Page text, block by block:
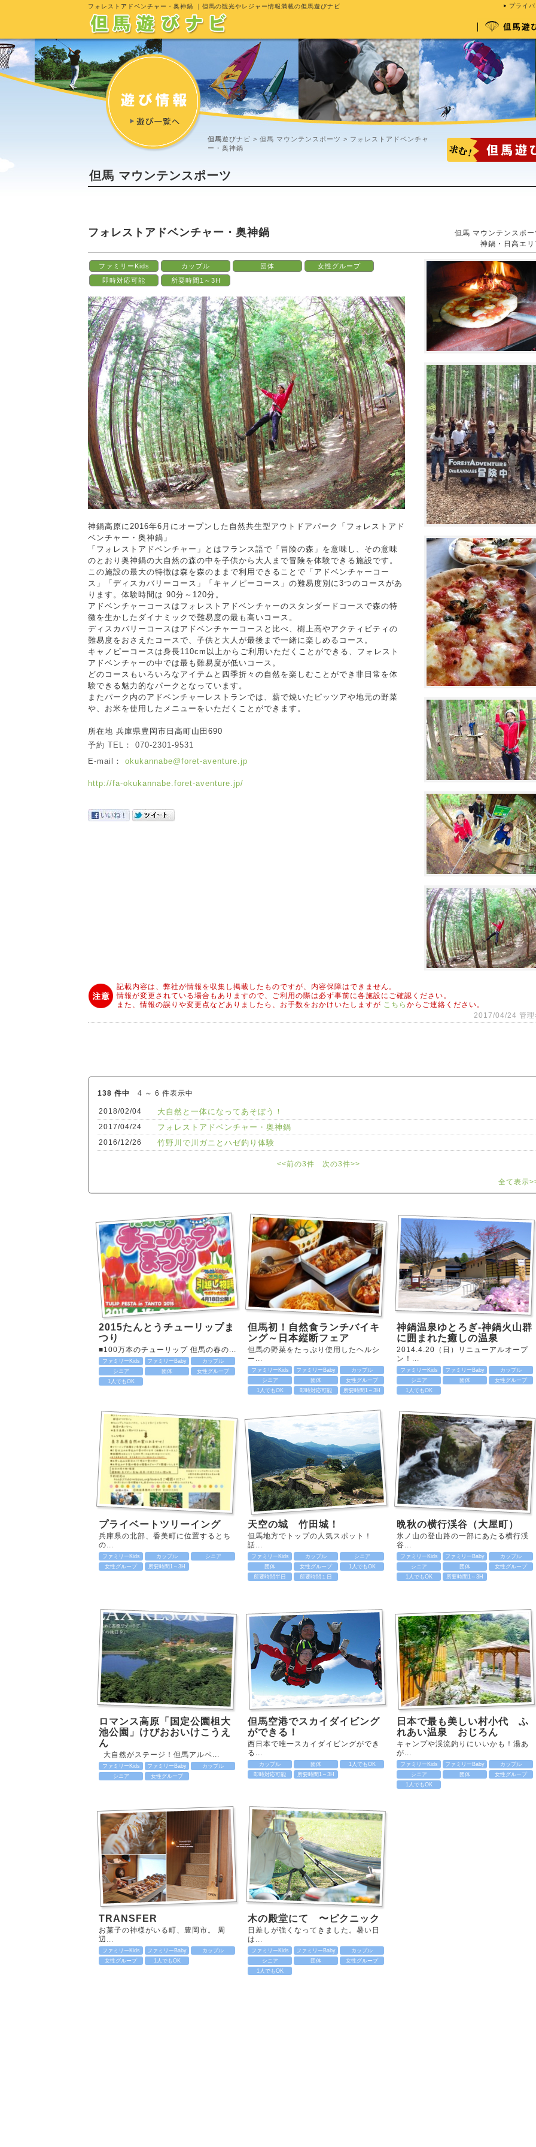
フォレストアドベンチャー・奥神鍋 ｜但馬の観光やレジャー情報満載の但馬遊びナビ プライ
但馬遊びナビ > 但馬 マウンテンスポーツ > フォレストアドベンチャ
ー・奥神鍋
但馬 マウンテンスポーツ
フォレストアドベンチャー・奥神鍋
但馬 マウンテンスポ
神鍋・日高エ
ファミリーKids カップル 団体
女性グループ
即時対応可能
所要時間1～3H
神鍋高原に2016年6月にオープンした自然共生型アウトドアパーク「フォレストアド
ベンチャー・奥神鍋」
「フォレストアドベンチャー」とはフランス語で「冒険の森」を意味し、その意味
のとおり奥神鍋の大自然の森の中を子供から大人まで冒険を体験できる施設です。
この施設の最大の特徴は森を森のままで利用できることで「アドベンチャーコー
ス」「ディスカバリーコース」「キャノピーコース」の難易度別に3つのコースがあ
ります。体験時間は 90分～120分。
アドベンチャーコースはフォレストアドベンチャーのスタンダードコースで森の特
徴を生かしたダイナミックで難易度の最も高いコース。
ディスカバリーコースはアドベンチャーコースと比べ、樹上高やアクティビティの
難易度をおさえたコースで、子供と大人が最後まで一緒に楽しめるコース。
キャノピーコースは身長110cm以上からご利用いただくことができる、フォレスト
アドベンチャーの中では最も難易度が低いコース。
どのコースもいろいろなアイテムと四季折々の自然を楽しむことができ非日常を体
験できる魅力的なパークとなっています。
またパーク内のアドベンチャーレストランでは、薪で焼いたピッツアや地元の野菜
や、お米を使用したメニューをいただくことができます。
所在地 兵庫県豊岡市日高町山田690
予約 TEL： 070-2301-9531
E-mail： okukannabe@foret-aventure.jp
http://fa-okukannabe.foret-aventure.jp/
記載内容は、弊社が情報を収集し掲載したものですが、内容保障はできません。
情報が変更されている場合もありますので、ご利用の際は必ず事前に各施設にご確認ください。
また、情報の誤りや変更点などありましたら、お手数をおかけいたしますが こちら からご連絡ください。
2017/04/24 管理
138 件中 4 ～ 6 件表示中
2018/02/04 大自然と一体になってあそぼう！
2017/04/24 フォレストアドベンチャー・奥神鍋
2016/12/26 竹野川で川ガニとハゼ釣り体験
<<前の3件 次の3件>>
全て表示
2015たんとうチューリップま
つり
■100万本のチューリップ 但馬の春の...
ファミリーKids ファミリーBaby
カップル
シニア
団体
女性グループ
1人でもOK
但馬初！自然食ランチバイキ
ング～日本縦断フェア
但馬の野菜をたっぷり使用したヘルシ
ー...
ファミリーKids ファミリーBaby
カップル
シニア
団体
女性グループ
1人でもOK
即時対応可能 所要時間1～3H
神鍋温泉ゆとろぎ-神鍋火山群
に囲まれた癒しの温泉
2014.4.20（日）リニューアルオープ
ン！...
ファミリーKids ファミリーBaby
カップル
シニア
団体
女性グループ
1人でもOK
プライベートツリーイング
兵庫県の北部、香美町に位置するとち
の...
ファミリーKids カップル
シニア
女性グループ
所要時間1～3H
天空の城 竹田城！
但馬地方でトップの人気スポット！
話...
ファミリーKids カップル
シニア
団体
女性グループ
1人でもOK
所要時間半日
所要時間１日
晩秋の横行渓谷（大屋町）
氷ノ山の登山路の一部にあたる横行渓
谷...
ファミリーKids ファミリーBaby
カップル
シニア
団体
女性グループ
1人でもOK
所要時間1～3H
ロマンス高原「国定公園柤大
池公園」けびおおいけこうえ
ん
大自然がステージ！但馬アルペ...
ファミリーKids ファミリーBaby
カップル
シニア
女性グループ
但馬空港でスカイダイビング
ができる！
西日本で唯一スカイダイビングができ
る...
カップル 団体
1人でもOK
即時対応可能
所要時間1～3H
日本で最も美しい村小代 ふ
れあい温泉 おじろん
キャンプや渓流釣りにいいかも！湯あ
が...
ファミリーKids ファミリーBaby
カップル
シニア
団体
女性グループ
1人でもOK
TRANSFER
お菓子の神様がいる町、豊岡市。 周
辺...
ファミリーKids ファミリーBaby
カップル
女性グループ
1人でもOK
木の殿堂にて 〜ピクニック
日差しが強くなってきました。暑い日
は...
ファミリーKids ファミリーBaby
カップル
シニア
団体
女性グループ
1人でもOK